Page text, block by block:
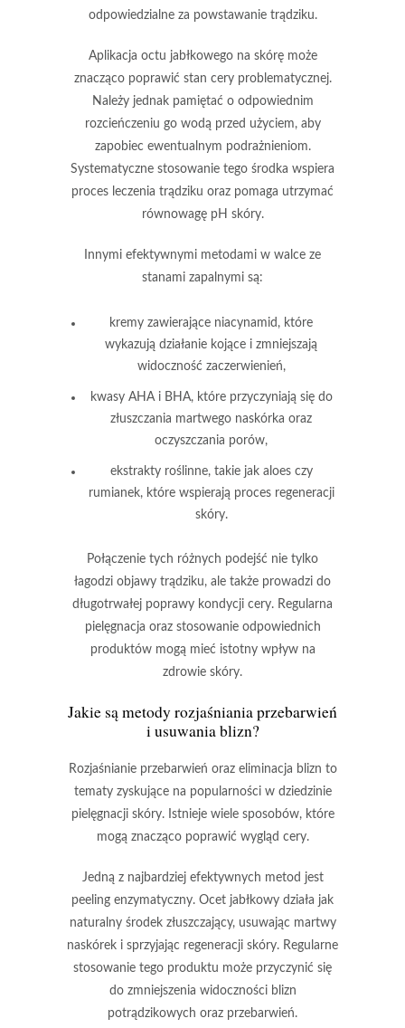
odpowiedzialne za powstawanie trądziku.
Aplikacja octu jabłkowegona skórę może
znacząco poprawić stan cery problematycznej.
Należy jednak pamiętać o odpowiednim
rozcieńczeniu go wodą przed użyciem, aby
zapobiec ewentualnym podrażnieniom.
Systematyczne stosowanie tego środka wspiera
proces leczenia trądziku oraz pomaga utrzymać
równowagę pH skóry.
Innymi efektywnymi metodami w walce ze
stanami zapalnymi są:
kremy zawierające niacynamid , które
wykazują działanie kojące i zmniejszają
widoczność zaczerwienień,
kwasy AHA i BHA, które przyczyniają się do
złuszczania martwego naskórka oraz
oczyszczania porów,
ekstrakty roślinne, takie jak aloes czy
rumianek, które wspierają proces regeneracji
skóry.
Połączenie tych różnych podejść nie tylko
łagodzi objawy trądziku, ale także prowadzi do
długotrwałej poprawy kondycji cery. Regularna
pielęgnacja oraz stosowanie odpowiednich
produktów mogą mieć istotny wpływ na
zdrowie skóry.
Jakie są metody rozjaśniania przebarwień
i usuwania blizn?
Rozjaśnianie przebarwień oraz eliminacja blizn to
tematy zyskujące na popularności w dziedzinie
pielęgnacji skóry. Istnieje wiele sposobów, które
mogą znacząco poprawić wygląd cery.
Jedną z najbardziej efektywnych metod jest
peeling enzymatyczny. Ocet jabłkowy działa jak
naturalny środek złuszczający, usuwając martwy
naskórek i sprzyjając regeneracji skóry. Regularne
stosowanie tego produktu może przyczynić się
do zmniejszenia widoczności blizn
potrądzikowych oraz przebarwień.